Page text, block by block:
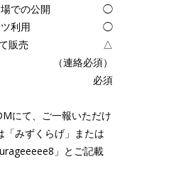
での公開
◯
利用
◯
販売
△
（連絡必須）
必須
にて、ご一報いただけ
「みずくらげ」または
」とご記載